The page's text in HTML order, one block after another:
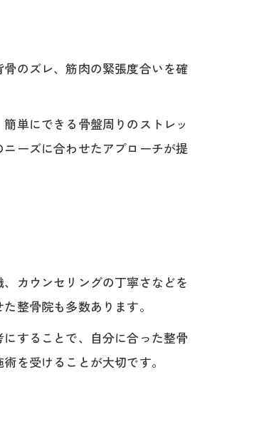
のズレ、筋肉の緊張度合いを確
単にできる骨盤周りのストレッ
ーズに合わせたアプローチが提
カウンセリングの丁寧さなどを
整骨院も多数あります。
することで、自分に合った整骨
を受けることが大切です。